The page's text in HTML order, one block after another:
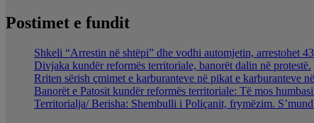
Postimet e fundit
Shkeli “Arrestin në shtëpi” dhe vodhi automjetin, arrestohet
Divjaka kundër reformës territoriale, banorët dalin në protestë.
Rriten sërish çmimet e karburanteve në pikat e karburanteve
Banorët e Patosit kundër reformës territoriale: Të mos
Territorialja/ Berisha: Shembulli i Poliçanit, frymëzim.